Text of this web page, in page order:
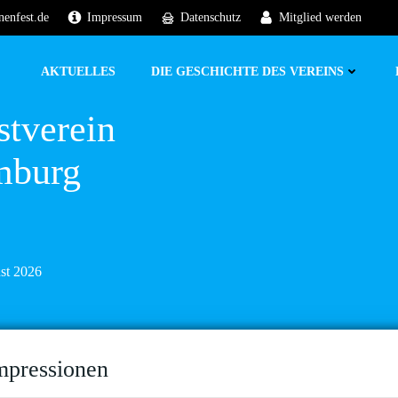
Impressum Datenschutz Mitglied werden
AKTUELLES DIE GESCHICHTE DES VEREINS
2026